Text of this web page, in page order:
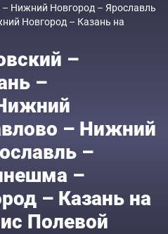
Нижний Новгород – Ярославль
Новгород – Казань на
–
–
– Нижний
–
–
– Казань на
Полевой